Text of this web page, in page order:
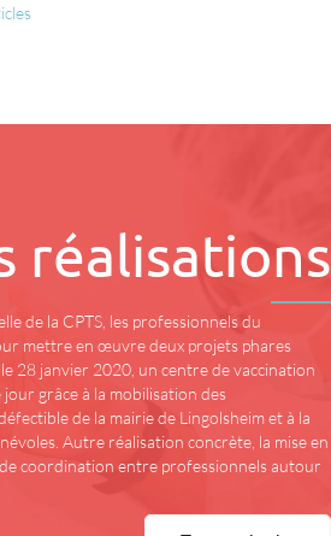
réalisations
de la CPTS, les professionnels du
mettre en œuvre deux projets phares
28 janvier 2020, un centre de vaccination
grâce à la mobilisation des
de la mairie de Lingolsheim et à la
Autre réalisation concrète, la mise en
coordination entre professionnels autour